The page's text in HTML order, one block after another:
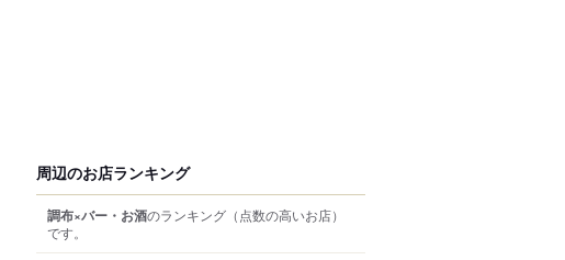
周辺のお店ランキング
調布×バー・お酒のランキング （点数の高いお店）
です。